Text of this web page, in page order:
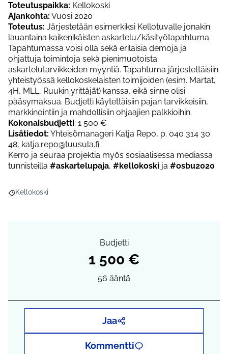
Toteutuspaikka: Kellokoski
Ajankohta: Vuosi 2020
Toteutus: Järjestetään esimerkiksi Kellotuvalle jonakin
lauantaina kaikenikäisten askartelu/käsityötapahtuma.
Tapahtumassa voisi olla sekä erilaisia demoja ja
ohjattuja toimintoja sekä pienimuotoista
askartelutarvikkeiden myyntiä. Tapahtuma järjestettäisiin
yhteistyössä kellokoskelaisten toimijoiden (esim. Martat,
4H, MLL, Ruukin yrittäjät) kanssa, eikä sinne olisi
pääsymaksua. Budjetti käytettäisiin pajan tarvikkeisiin,
markkinointiin ja mahdollisiin ohjaajien palkkioihin.
Kokonaisbudjetti: 1 500 €
Lisätiedot: Yhteisömanageri Katja Repo, p. 040 314 30
48, katja.repo@tuusula.fi
Kerro ja seuraa projektia myös sosiaalisessa mediassa
tunnisteilla #askartelupaja, #kellokoski ja #osbu2020
Rajaa tulokset aihepiirin mukaan: Kellokoski
Kellokoski
Budjetti
1 500 €
56 ääntä
Jaa
Kommentti